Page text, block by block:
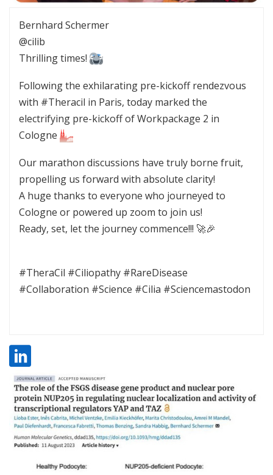
Bernhard Schermer
@cilib
Thrilling times!
Following the exhilarating pre-kickoff rendezvous
with #Theracil in Paris, today marked the
electrifying pre-kickoff of Workpackage 2 in
Cologne
Our marathon discussions have truly borne fruit,
propelling us forward with absolute clarity!
A huge thanks to everyone who journeyed to
Cologne or powered up zoom to join us!
Ready, set, let the journey commence!!! 🚀🎉
#TheraCil #Ciliopathy #RareDisease
#Collaboration #Science #Cilia #Sciencemastodon